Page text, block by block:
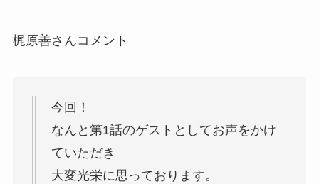
梶原善さんコメント
今回！
なんと第1話のゲストとしてお声をかけ
ていただき
大変光栄に思っております。